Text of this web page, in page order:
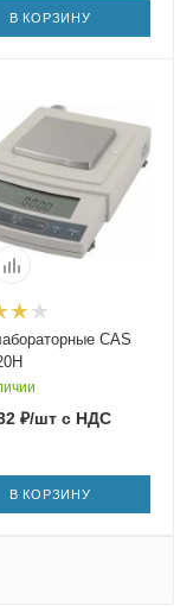
В КОРЗИНУ
CAS
₽/штс НДС
В КОРЗИНУ